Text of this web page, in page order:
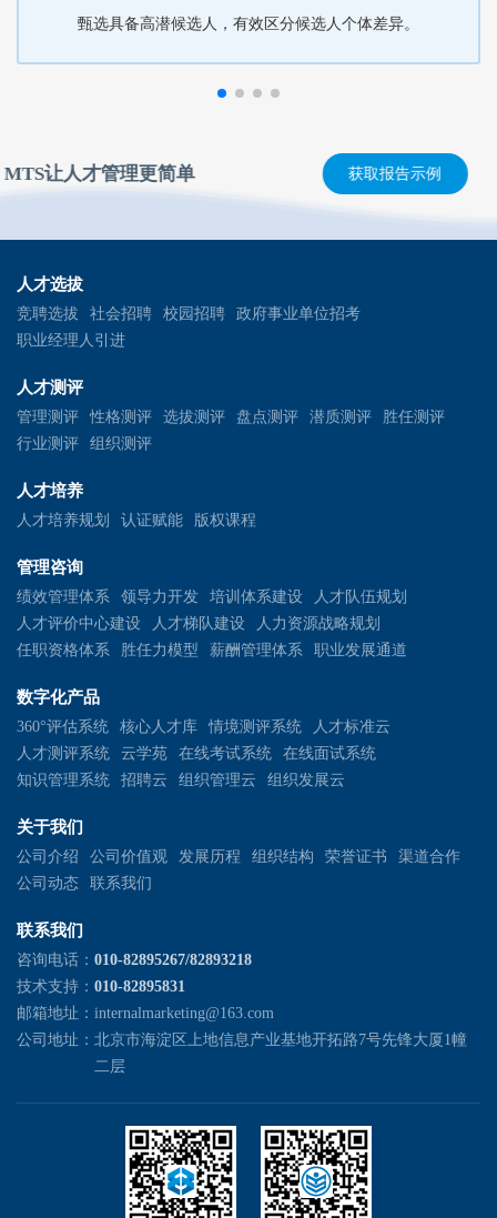
甄选具备高潜候选人，有效区分候选人个体差异。
MTS让人才管理更简单 获取报告示例
人才选拔
竞聘选拔 社会招聘 校园招聘
政府事业单位招考
职业经理人引进
人才测评
管理测评 性格测评 选拔测评 盘点测评 潜质测评
胜任测评
行业测评
组织测评
人才培养
人才培养规划 认证赋能 版权课程
管理咨询
绩效管理体系 领导力开发 培训体系建设
人才队伍规划
人才评价中心建设
人才梯队建设
人力资源战略规划
任职资格体系
胜任力模型 薪酬管理体系 职业发展通道
数字化产品
360°评估系统 核心人才库 情境测评系统
人才标准云
人才测评系统
云学苑 在线考试系统
在线面试系统
知识管理系统
招聘云 组织管理云 组织发展云
关于我们
公司介绍 公司价值观 发展历程 组织结构 荣誉证书
渠道合作
公司动态
联系我们
联系我们
咨询电话： 010-82895267/82893218
技术支持： 010-82895831
邮箱地址： internalmarketing@163.com
公司地址： 北京市海淀区上地信息产业基地开拓路7号先锋大厦1幢
二层